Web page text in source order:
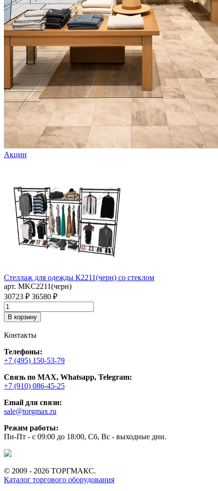
Акции
Стеллаж для одежды К2211(черн) со стеклом
арт. MKC2211(черн)
30723 ₽ 36580 ₽
В корзину
Контакты
Телефоны:
+7 (495) 150-53-79
Связь по MAX, Whatsapp, Telegram:
+7 (910) 086-45-25
Email для связи:
sale@torgmax.ru
Режим работы:
Пн-Пт - с 09:00 до 18:00, Сб, Вс - выходные дни.
© 2009 - 2026 ТОРГМАКС.
Каталог торгового оборудования